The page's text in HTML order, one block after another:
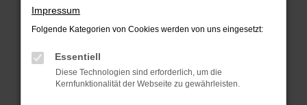
Suchmaschine?
Prüfe deine Browsererweiterungen.
das Laden bestimmter Seiten verhindern.
Funktioniert die Seite in einem anderen Browser
oder in einem privaten Fenster?
Impressum
Folgende Kategorien von Cookies werden von uns eingesetzt:
Essentiell
Diese Technologien sind erforderlich, um die
Kernfunktionalität der Webseite zu gewährleisten.